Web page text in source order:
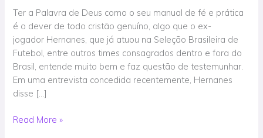
Ter a Palavra de Deus como o seu manual de fé e prática
é o dever de todo cristão genuíno, algo que o ex-
jogador Hernanes, que já atuou na Seleção Brasileira de
Futebol, entre outros times consagrados dentro e fora do
Brasil, entende muito bem e faz questão de testemunhar.
Em uma entrevista concedida recentemente, Hernanes
disse […]
diz
Hernanes,
ex-
Seleção
Brasileira,
em
testemunho
Notícias
Read More »